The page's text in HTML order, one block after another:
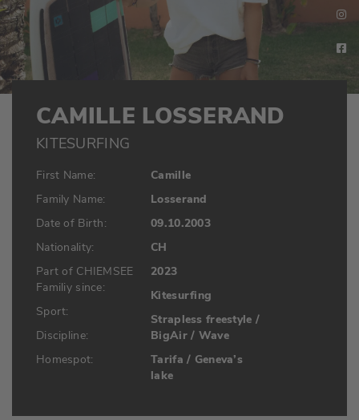
CAMILLE LOSSERAND
KITESURFING
First Name:
Family Name:
Date of Birth:
Nationality:
Camille
Losserand
09.10.2003
CH
Part of CHIEMSEE
Familiy since:
Sport:
Discipline:
Homespot:
2023
Kitesurfing
Strapless freestyle /
BigAir / Wave
Tarifa / Geneva’s
lake